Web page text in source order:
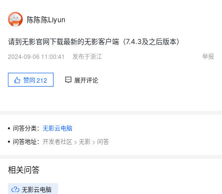
陈陈陈Liyun
请到无影官网下载最新的无影客户端（7.4.3及之后版本）
2024-09-06 11:00:41
发布于浙江 举报
赞同 212 展开评论
问答分类： 无影云电脑
问答地址： 开发者社区 > 无影 > 问答
相关问答
无影云电脑